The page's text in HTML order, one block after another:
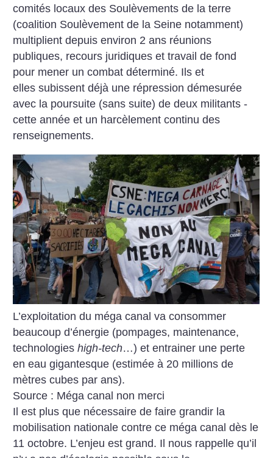
comités locaux des Soulèvements de la terre
(coalition Soulèvement de la ­Seine notamment)
multiplient depuis environ 2 ans réunions
publiques, recours juridiques et travail de fond
pour mener un combat déterminé. Ils et
elles subissent déjà une répression démesurée
avec la poursuite (sans suite) de deux militants ­
cette année et un harcèlement continu des
renseignements.
L’exploitation du méga canal va consommer
beaucoup d’énergie (pompages, maintenance,
technologieshigh-tech…) et entrainer une perte
en eau gigantesque (estimée à 20 millions de
mètres cubes par ans).
Source : Méga canal non merci
Il est plus que nécessaire de faire grandir la
mobilisation nationale contre ce méga canal dès le
11 octobre. L’enjeu est grand. Il nous rappelle qu’il